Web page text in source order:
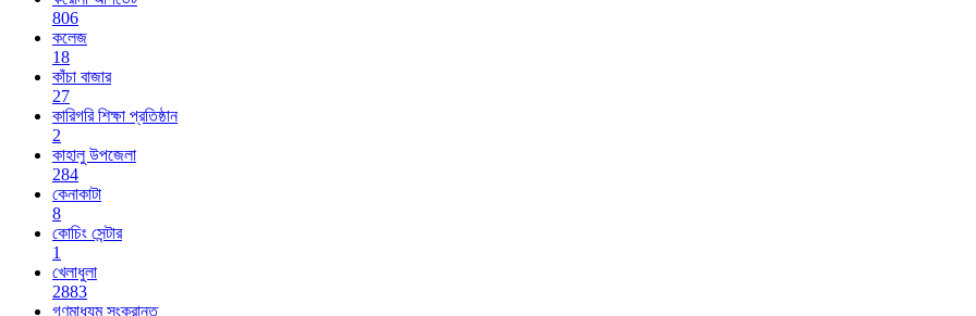
806
কলেজ
18
কাঁচা বাজার
27
কারিগরি শিক্ষা প্রতিষ্ঠান
2
কাহালু উপজেলা
284
কেনাকাটা
8
কোচিং সেন্টার
1
খেলাধুলা
2883
গণমাধ্যম সংক্রান্ত